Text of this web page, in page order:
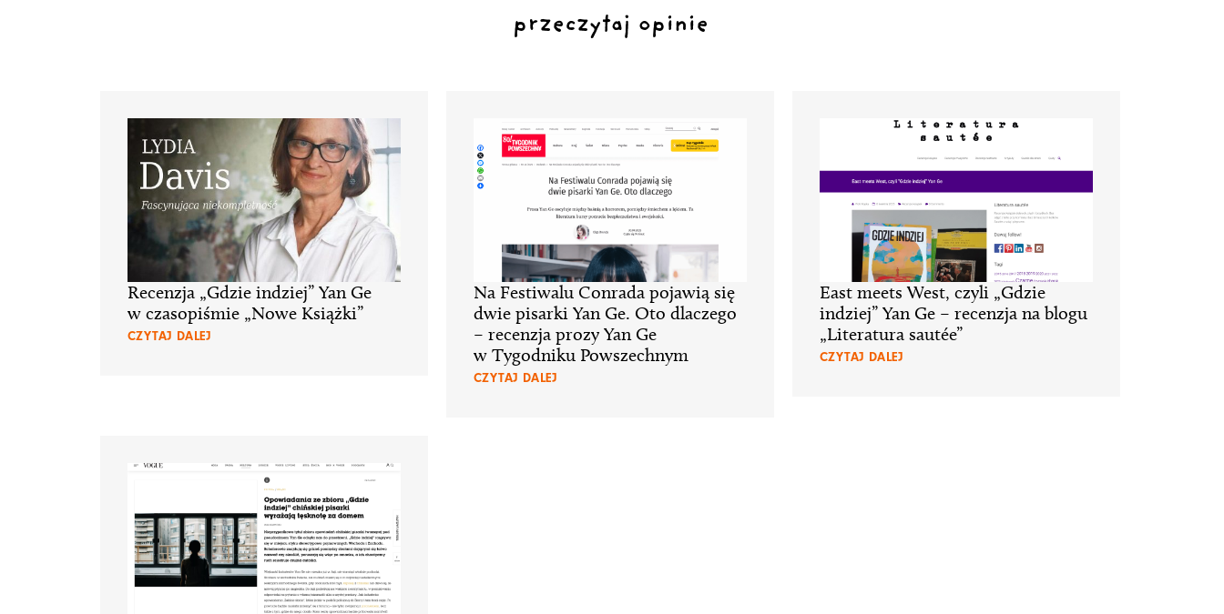
przeczytaj opinie
Recenzja „Gdzie indziej” Yan Ge
w czasopiśmie „Nowe Książki”
CZYTAJ DALEJ
Na Festiwalu Conrada pojawią się
dwie pisarki Yan Ge. Oto dlaczego
– recenzja prozy Yan Ge
w Tygodniku Powszechnym
CZYTAJ DALEJ
East meets West, czyli „Gdzie
indziej” Yan Ge – recenzja na blogu
„Literatura sautée”
CZYTAJ DALEJ